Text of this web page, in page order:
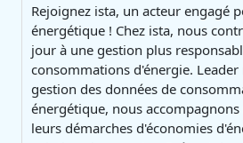
Rejoignez ista, un acteur engagé
énergétique ! Chez ista, nous
jour à une gestion plus
consommations d'énergie.
gestion des données de
énergétique, nous
leurs démarches d'économies